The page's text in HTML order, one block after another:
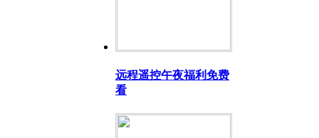
远程遥控午夜福利免费
看